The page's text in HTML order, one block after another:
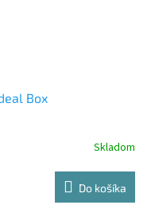
Box
Skladom
Do košíka